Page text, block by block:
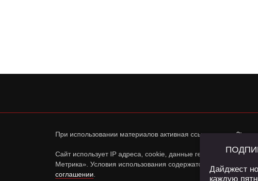
При использовании материалов активная ссылка наapp2top.ru
Сайт использует IP адреса, cookie, данные геолокации
Метрика». Условия использования содержатся в
Политике
соглашении
Дайджест
каждую